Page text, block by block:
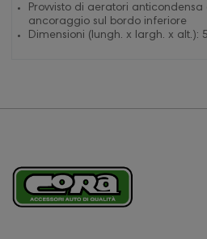
Provvisto di aeratori
ancoraggio sul bordo inferiore
Dimensioni (lungh. x largh. x alt.):